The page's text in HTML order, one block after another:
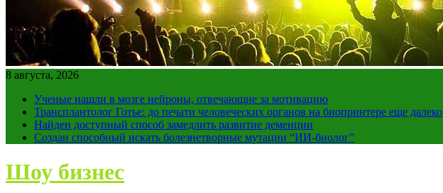
8 августа, 2026
Ученые нашли в мозге нейроны, отвечающие за мотивацию
Трансплантолог Готье: до печати человеческих органов на биопринтере еще далеко
Найден доступный способ замедлить развитие деменции
Создан способный искать болезнетворные мутации “ИИ-биолог”
Шоу бизнес